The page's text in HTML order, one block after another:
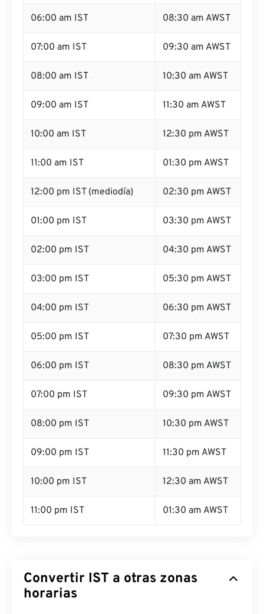
06:00 am IST 08:30 am AWST
07:00 am IST 09:30 am AWST
08:00 am IST 10:30 am AWST
09:00 am IST 11:30 am AWST
10:00 am IST 12:30 pm AWST
11:00 am IST 01:30 pm AWST
12:00 pm IST (mediodía) 02:30 pm AWST
01:00 pm IST 03:30 pm AWST
02:00 pm IST 04:30 pm AWST
03:00 pm IST 05:30 pm AWST
04:00 pm IST 06:30 pm AWST
05:00 pm IST 07:30 pm AWST
06:00 pm IST 08:30 pm AWST
07:00 pm IST 09:30 pm AWST
08:00 pm IST 10:30 pm AWST
09:00 pm IST 11:30 pm AWST
10:00 pm IST 12:30 am AWST
11:00 pm IST 01:30 am AWST
Convertir IST a otras zonas
horarias